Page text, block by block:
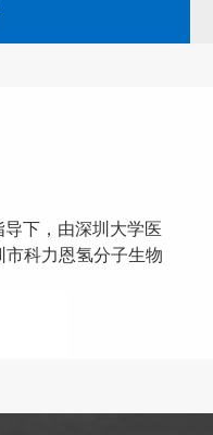
下，由深圳大学医
科力恩氢分子生物